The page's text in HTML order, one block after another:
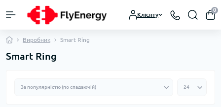
Клієнту
0
Виробник Smart Ring
Smart Ring